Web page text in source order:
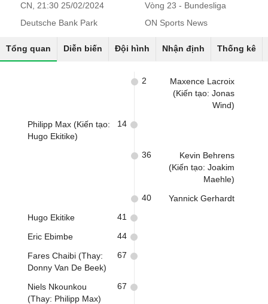
CN, 21:30 25/02/2024
Vòng 23 - Bundesliga
Deutsche Bank Park
ON Sports News
Tổng quan Diễn biến Đội hình Nhận định Thống kê
Maxence Lacroix
(Kiến tạo: Jonas
Wind)
2
Philipp Max (Kiến tạo:
Hugo Ekitike)
14
Kevin Behrens
(Kiến tạo: Joakim
Maehle)
36
Yannick Gerhardt
40
Hugo Ekitike 41
Eric Ebimbe 44
Fares Chaibi (Thay:
Donny Van De Beek)
67
Niels Nkounkou
(Thay: Philipp Max)
67